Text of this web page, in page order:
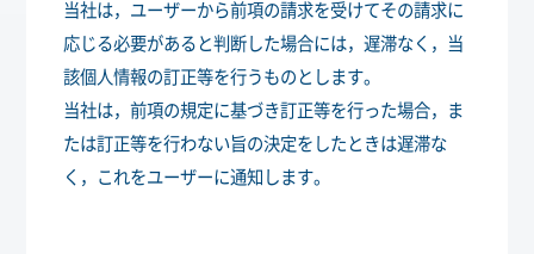
当社は，ユーザーから前項の請求を受けてその請求に
応じる必要があると判断した場合には，遅滞なく，当
該個人情報の訂正等を行うものとします。
当社は，前項の規定に基づき訂正等を行った場合，ま
たは訂正等を行わない旨の決定をしたときは遅滞な
く，これをユーザーに通知します。